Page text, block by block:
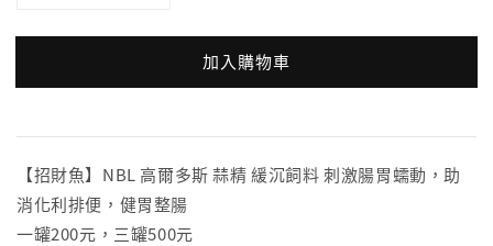
加入購物車
【招財魚】NBL 高爾多斯 蒜精 緩沉飼料 刺激腸胃蠕動，助
消化利排便，健胃整腸
一罐200元，三罐500元